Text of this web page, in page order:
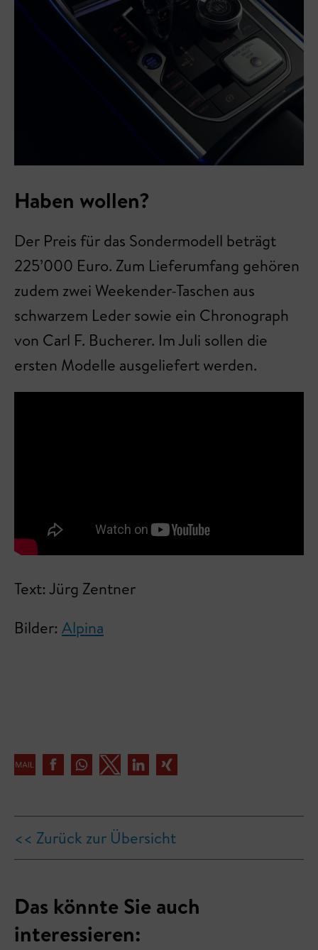
Haben wollen?
Der Preis für das Sondermodell beträgt
225’000 Euro. Zum Lieferumfang gehören
zudem zwei Weekender-Taschen aus
schwarzem Leder sowie ein Chronograph
von Carl F. Bucherer. Im Juli sollen die
ersten Modelle ausgeliefert werden.
Text: Jürg Zentner
Bilder: Alpina
<< Zurück zur Übersicht
Das könnte Sie auch
interessieren: